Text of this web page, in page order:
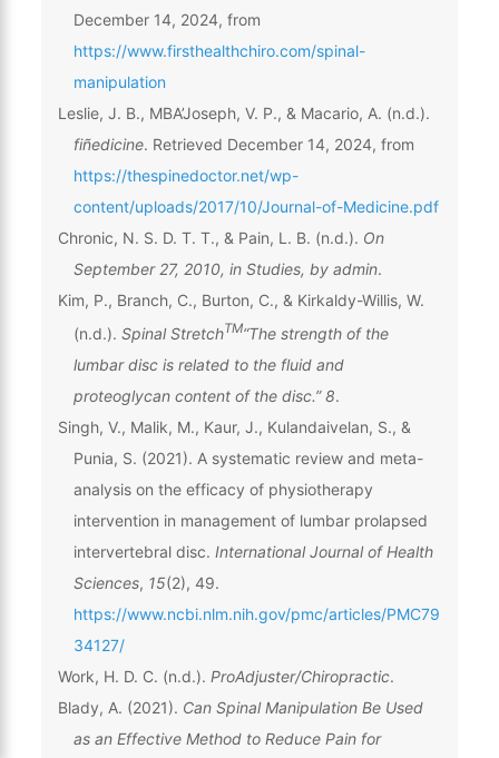
December 14, 2024, from
https://www.firsthealthchiro.com/spinal-
manipulation
Leslie, J. B., MBA’Joseph, V. P., & Macario, A. (n.d.).
fiñedicine. Retrieved December 14, 2024, from
https://thespinedoctor.net/wp-
content/uploads/2017/10/Journal-of-Medicine.pdf
Chronic, N. S. D. T. T., & Pain, L. B. (n.d.). On
September 27, 2010, in Studies, by admin.
Kim, P., Branch, C., Burton, C., & Kirkaldy-Willis, W.
(n.d.). Spinal StretchTM“The strength of the
lumbar disc is related to the fluid and
proteoglycan content of the disc.” 8.
Singh, V., Malik, M., Kaur, J., Kulandaivelan, S., &
Punia, S. (2021). A systematic review and meta-
analysis on the efficacy of physiotherapy
intervention in management of lumbar prolapsed
intervertebral disc. International Journal of Health
Sciences, 15(2), 49.
https://www.ncbi.nlm.nih.gov/pmc/articles/PMC79
34127/
Work, H. D. C. (n.d.). ProAdjuster/Chiropractic.
Blady, A. (2021). Can Spinal Manipulation Be Used
as an Effective Method to Reduce Pain for